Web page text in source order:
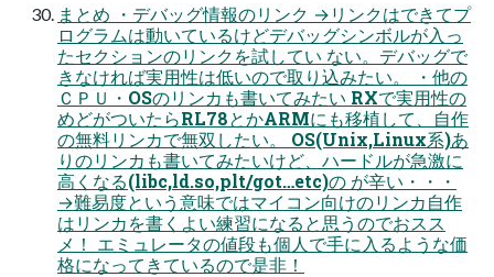
まとめ ・デバッグ情報のリンク →リンクはできてプ
ログラムは動いているけどデバッグシンボルが入っ
たセクションのリンクを試してい ない。デバッグで
きなければ実用性は低いので取り込みたい。 ・他の
ＣＰＵ・OSのリンカも書いてみたい RXで実用性の
めどがついたらRL78とかARMにも移植して、自作
の無料リンカで無双したい。 OS(Unix,Linux系)あ
りのリンカも書いてみたいけど、ハードルが急激に
高くなる(libc,ld.so,plt/got…etc)の が辛い・・・
→難易度という意味ではマイコン向けのリンカ自作
はリンカを書くよい練習になると思うのでおスス
メ！ エミュレータの値段も個人で手に入るような価
格になってきているので是非！